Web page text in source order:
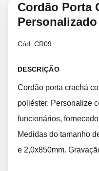
Cordão Porta
Personalizado
Cód: CR09
DESCRIÇÃO
Cordão porta crachá
poliéster. Personalize
funcionários,
Medidas do tamanho
e 2,0x850mm.